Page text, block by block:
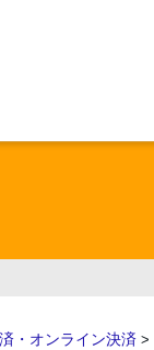
・オンライン決済 >